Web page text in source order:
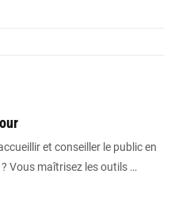
et conseiller le public en
Vous maîtrisez les outils …